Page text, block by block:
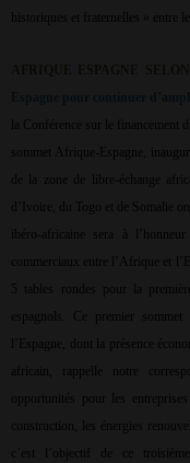
historiques et fraternelles » entre
la Conférence sur le financement
sommet Afrique-Espagne,
de la zone de libre-échange
d’Ivoire, du Togo et de Somalie
ibéro-africaine sera à
commerciaux entre l’Afrique et
5 tables rondes pour la
espagnols. Ce premier
l’Espagne, dont la présence
africain, rappelle notre
opportunités pour les
construction, les énergies
c’est l’objectif de ce